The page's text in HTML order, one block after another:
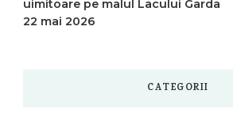
uimitoare pe malul Lacului Garda
22 mai 2026
CATEGORII